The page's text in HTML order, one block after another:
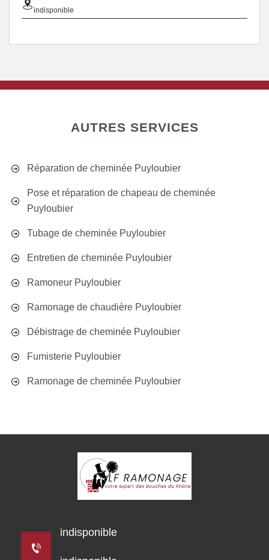
indisponible
AUTRES SERVICES
Réparation de cheminée Puyloubier
Pose et réparation de chapeau de cheminée
Puyloubier
Tubage de cheminée Puyloubier
Entretien de cheminée Puyloubier
Ramoneur Puyloubier
Ramonage de chaudière Puyloubier
Débistrage de cheminée Puyloubier
Fumisterie Puyloubier
Ramonage de cheminée Puyloubier
indisponible